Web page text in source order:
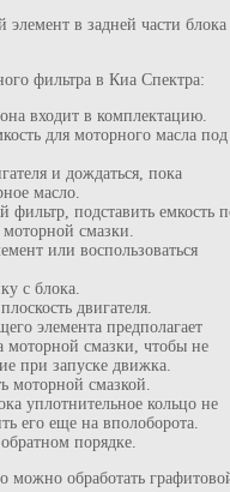
в задней части блока
фильтра в Киа Спектра:
входит в комплектацию.
для моторного масла под
и дождаться, пока
масло.
фильтр, подставить емкость
смазки.
или воспользоваться
с блока.
двигателя.
элемента предполагает
моторной смазки, чтобы не
при запуске движка.
моторной смазкой.
уплотнительное кольцо не
его еще на вполоборота.
порядке.
можно обработать